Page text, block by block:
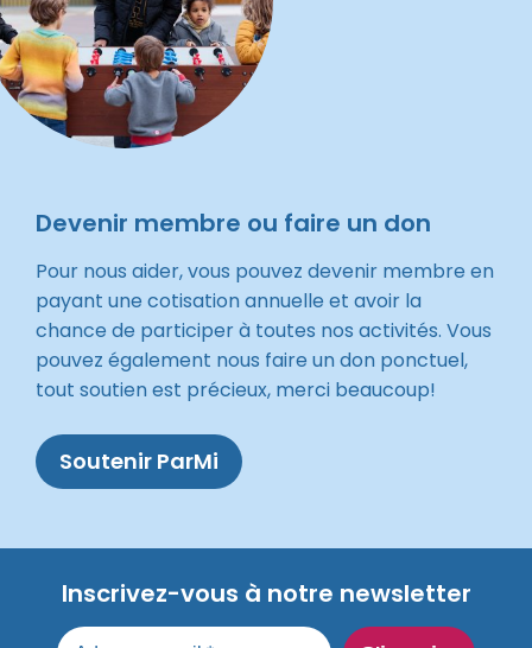
Devenir membre ou faire un don
Pour nous aider, vous pouvez devenir membre en
payant une cotisation annuelle et avoir la
chance de participer à toutes nos activités. Vous
pouvez également nous faire un don ponctuel,
tout soutien est précieux, merci beaucoup!
Soutenir ParMi
Inscrivez-vous à notre newsletter